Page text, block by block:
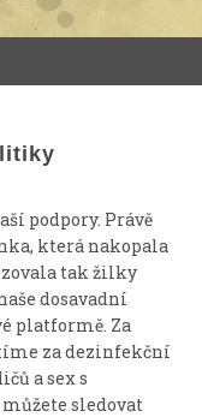
podpory. Právě
která nakopala
tak žilky
dosavadní
platformě. Za
za dezinfekční
a sex s
sledovat